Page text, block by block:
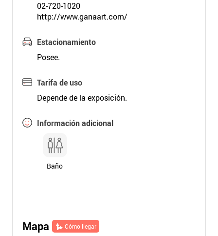
02-720-1020
http://www.ganaart.com/
Estacionamiento
Posee.
Tarifa de uso
Depende de la exposición.
Información adicional
Baño
Mapa Cómo llegar